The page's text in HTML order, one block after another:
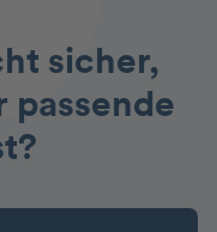
sicher,
passende